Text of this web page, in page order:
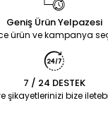
Geniş Ürün Yelpazesi
ürün ve kampanya
7 / 24 DESTEK
şikayetlerinizi bize